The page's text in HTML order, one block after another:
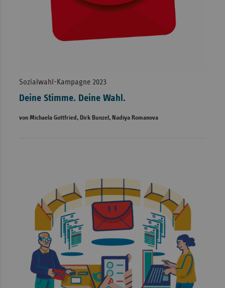
Sozialwahl-Kampagne 2023
Deine Stimme. Deine Wahl.
von Michaela Gottfried, Dirk Bunzel, Nadiya Romanova